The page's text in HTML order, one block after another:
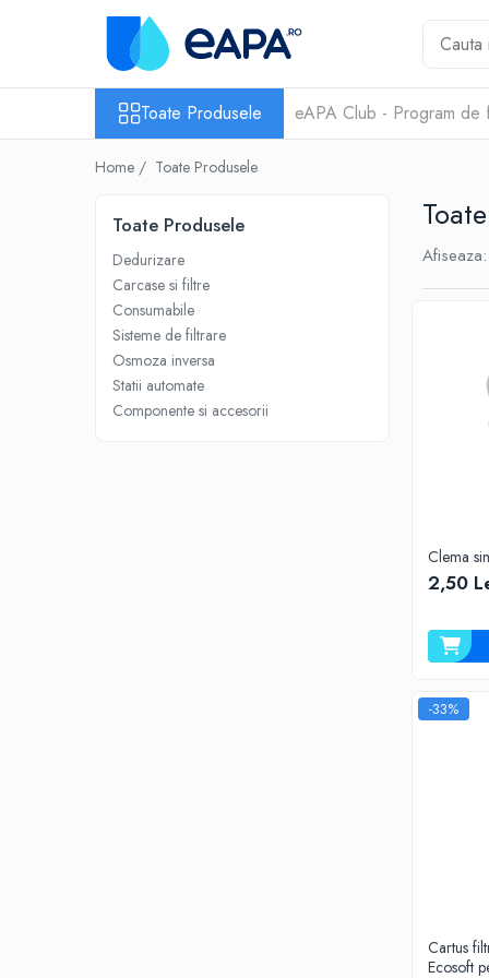
Toate Produsele
Dedurizator Simplex
Dedurizator Duplex
Filtre 20" slim
Filtre Big Blue 10"
Filtre Big Blue 20"
Toate Produsele eAPA Club - Program de
Home / Toate Produsele
Toate Produsele
Dedurizare
Carcase si filtre
Consumabile
Sisteme de filtrare
Osmoza inversa
Statii automate
Componente si accesorii
Afiseaza:
Clema
2,50
-33%
Cartus
Ecosoft